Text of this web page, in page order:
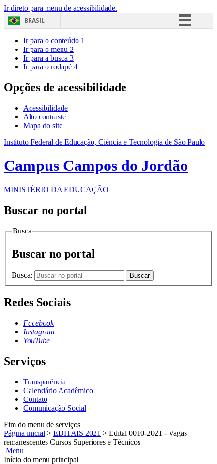
Ir direto para menu de acessibilidade.
BRASIL
Acesso à informação
Ir para o conteúdo 1
Ir para o menu 2
Ir para a busca 3
Ir para o rodapé 4
Opções de acessibilidade
Acessibilidade
Alto contraste
Mapa do site
Instituto Federal de Educação, Ciência e Tecnologia de São Paulo
Campus Campos do Jordão
MINISTÉRIO DA EDUCAÇÃO
Buscar no portal
Busca
Buscar no portal
Busca: Buscar
Redes Sociais
Facebook
Instagram
YouTube
Serviços
Transparência
Calendário Acadêmico
Contato
Comunicação Social
Fim do menu de serviços
Página inicial > EDITAIS 2021 > Edital 0010-2021 - Vagas
remanescentes Cursos Superiores e Técnicos
Menu
Início do menu principal